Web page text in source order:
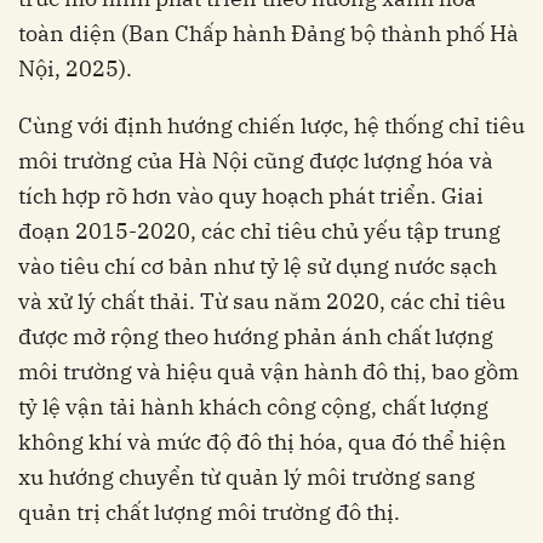
toàn diện (Ban Chấp hành Đảng bộ thành phố Hà
Nội, 2025).
Cùng với định hướng chiến lược, hệ thống chỉ tiêu
môi trường của Hà Nội cũng được lượng hóa và
tích hợp rõ hơn vào quy hoạch phát triển. Giai
đoạn 2015-2020, các chỉ tiêu chủ yếu tập trung
vào tiêu chí cơ bản như tỷ lệ sử dụng nước sạch
và xử lý chất thải. Từ sau năm 2020, các chỉ tiêu
được mở rộng theo hướng phản ánh chất lượng
môi trường và hiệu quả vận hành đô thị, bao gồm
tỷ lệ vận tải hành khách công cộng, chất lượng
không khí và mức độ đô thị hóa, qua đó thể hiện
xu hướng chuyển từ quản lý môi trường sang
quản trị chất lượng môi trường đô thị.